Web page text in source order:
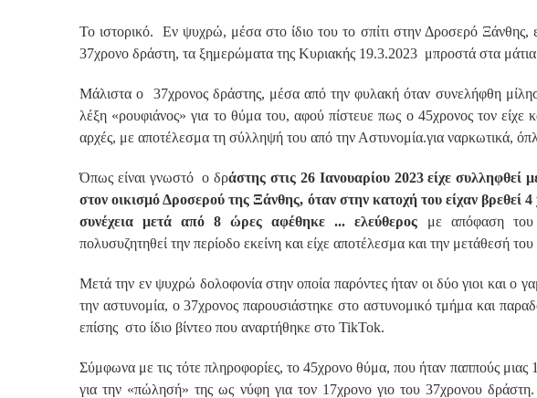
Το ιστορικό. Εν ψυχρώ, μέσα στο ίδιο του το σπίτι στην Δροσερό Ξάνθης,
37χρονο δράστη, τα ξημερώματα της Κυριακής 19.3.2023 μπροστά στα μάτια
Μάλιστα ο 37χρονος δράστης, μέσα από την φυλακή όταν συνελήφθη
λέξη «ρουφιάνος» για το θύμα του, αφού πίστευε πως ο 45χρονος τον είχε
αρχές, με αποτέλεσμα τη σύλληψή του από την Αστυνομία.για ναρκωτικά,
Όπως είναι γνωστό ο δράστης στις 26 Ιανουαρίου 2023 είχε συλληφθεί
στον οικισμό Δροσερού της Ξάνθης, όταν στην κατοχή του είχαν βρεθεί
συνέχεια μετά από 8 ώρες αφέθηκε ... ελεύθερος με απόφαση του
πολυσυζητηθεί την περίοδο εκείνη και είχε αποτέλεσμα και την μετάθεσή
Μετά την εν ψυχρώ δολοφονία στην οποία παρόντες ήταν οι δύο γιοι και ο
την αστυνομία, ο 37χρονος παρουσιάστηκε στο αστυνομικό τμήμα και
επίσης στο ίδιο βίντεο που αναρτήθηκε στο TikTok.
Σύμφωνα με τις τότε πληροφορίες, το 45χρονο θύμα, που ήταν παππούς μιας
για την «πώλησή» της ως νύφη για τον 17χρονο γιο του 37χρονου